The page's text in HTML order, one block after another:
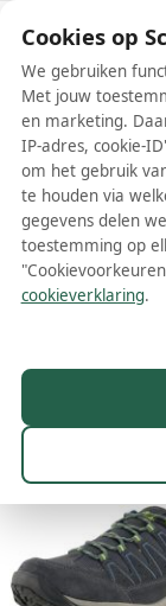
EB
Meer lezen
22 resultaten:
Cookies op
We gebruiken
Met jouw
en marketing.
IP-adres, cookie-
om het gebruik
te houden via
gegevens delen
toestemming op
cookieverklaring.